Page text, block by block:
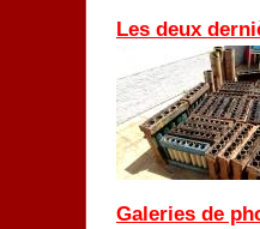
Les deux
Galeries de